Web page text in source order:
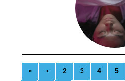
« ‹ 2 3 4 5